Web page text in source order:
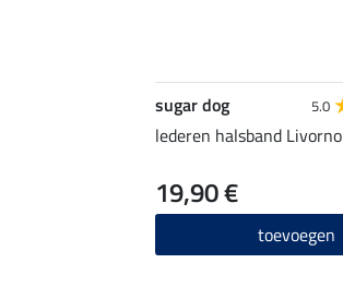
sugar dog 5.0
lederen halsband Livorno
19,90 €
toevoegen